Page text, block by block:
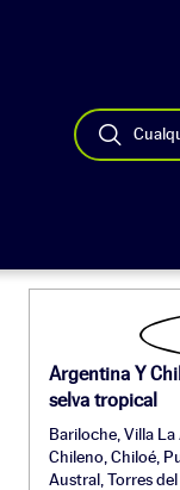
Argentina Y
selva tropical
Bariloche, Villa
Chileno, Chiloé,
Austral, Torres